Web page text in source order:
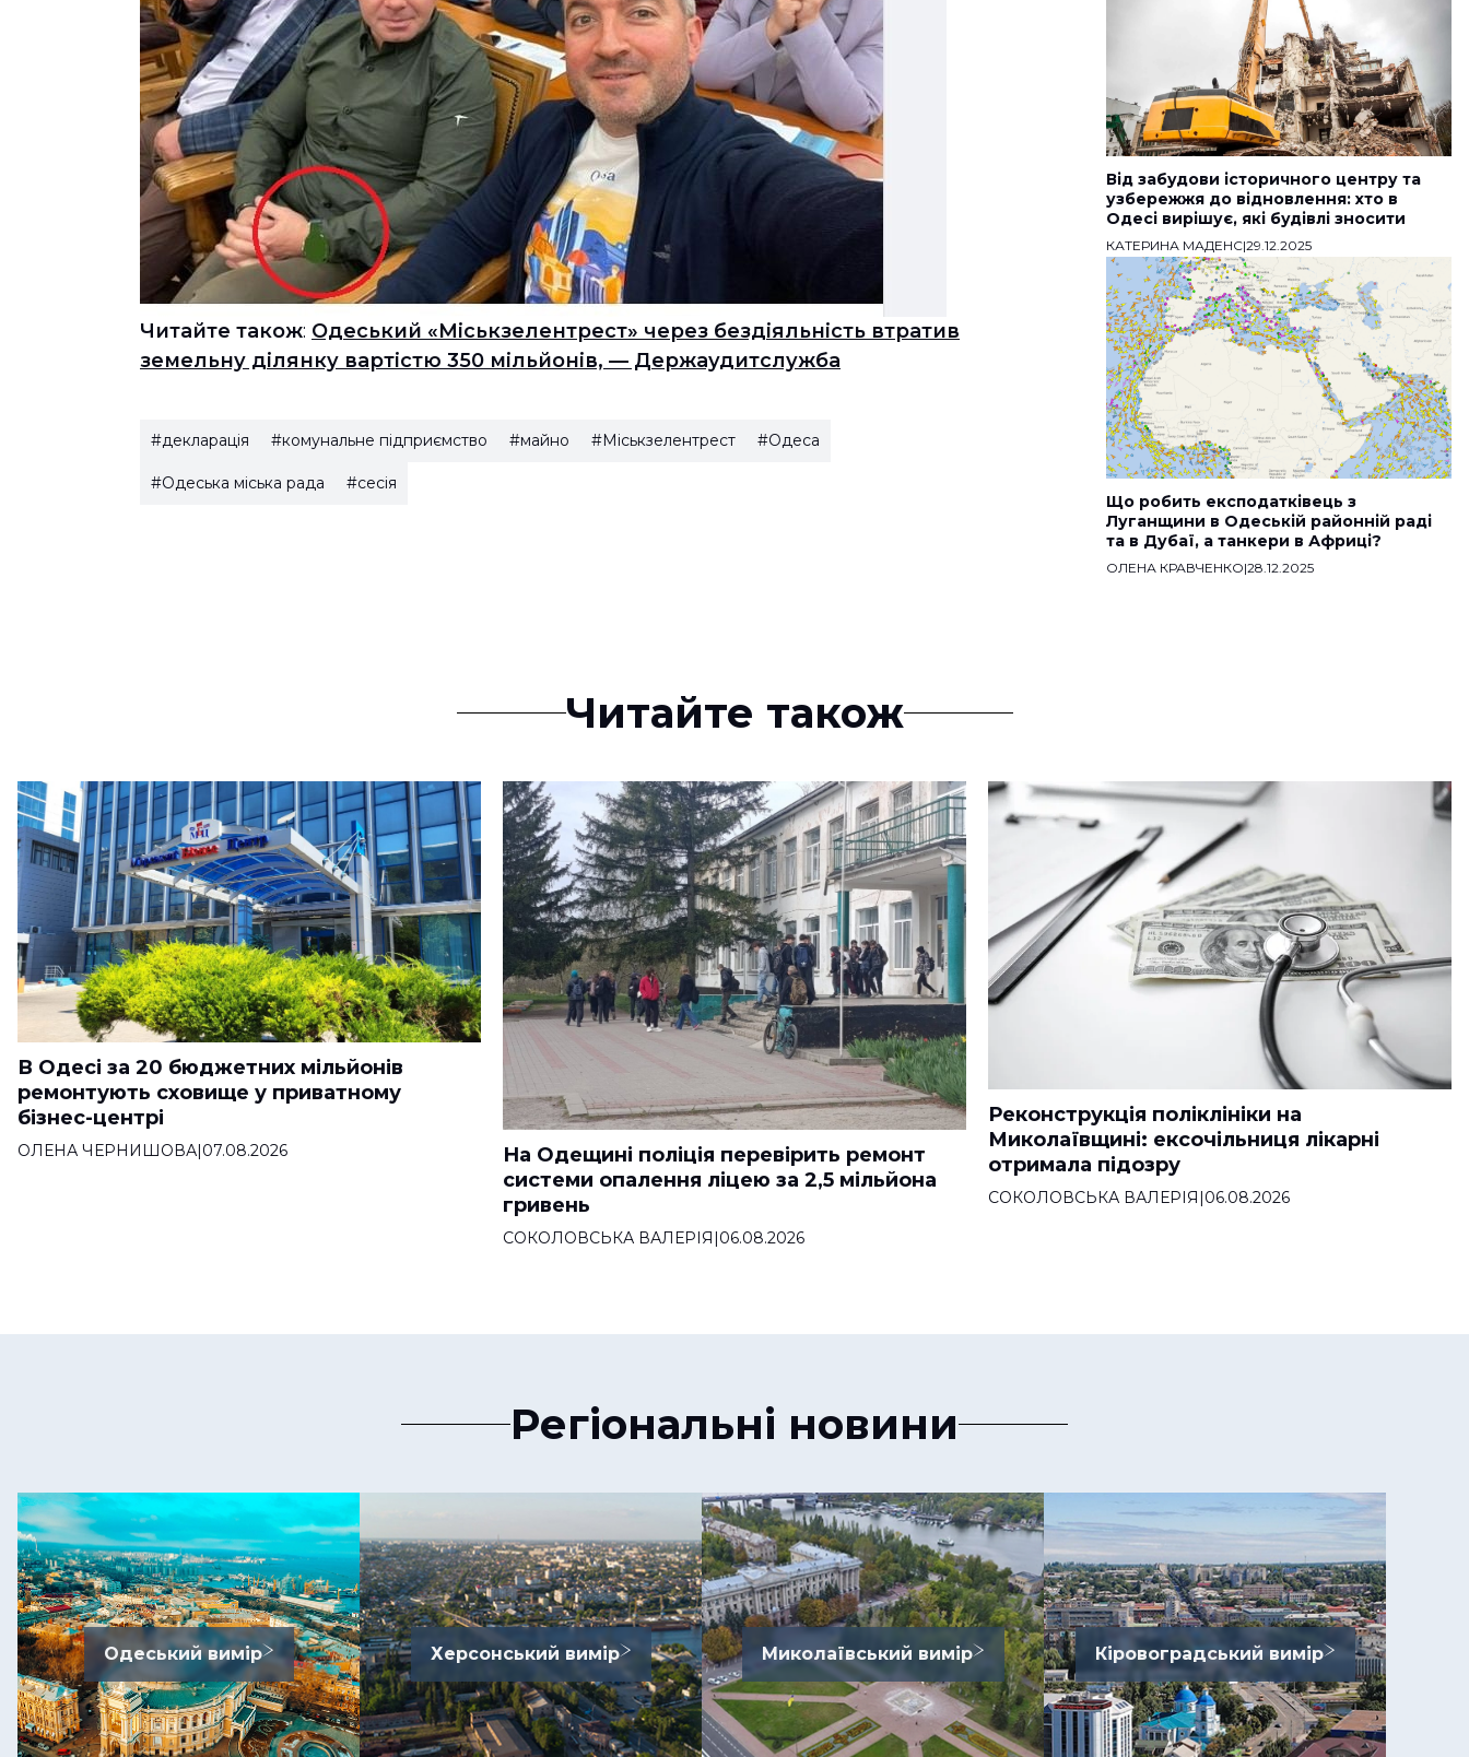
Читайте також: Одеський «Міськзелентрест» через бездіяльність втратив
земельну ділянку вартістю 350 мільйонів, — Держаудитслужба
#декларація #комунальне підприємство #майно #Міськзелентрест #Одеса
#Одеська міська рада #сесія
Від забудови історичного центру та
узбережжя до відновлення: хто в
Одесі вирішує, які будівлі зносити
КАТЕРИНА МАДЕНС|29.12.2025
Що робить експодатківець з
Луганщини в Одеській районній раді
та в Дубаї, а танкери в Африці?
ОЛЕНА КРАВЧЕНКО|28.12.2025
Читайте також
В Одесі за 20 бюджетних мільйонів
ремонтують сховище у приватному
бізнес-центрі
ОЛЕНА ЧЕРНИШОВА|07.08.2026
На Одещині поліція перевірить ремонт
системи опалення ліцею за 2,5 мільйона
гривень
СОКОЛОВСЬКА ВАЛЕРІЯ|06.08.2026
Реконструкція поліклініки на
Миколаївщині: ексочільниця лікарні
отримала підозру
СОКОЛОВСЬКА ВАЛЕРІЯ|06.08.2026
Регіональні новини
Одеський вимір Херсонський вимір Миколаївський вимір Кіровоградський вимір